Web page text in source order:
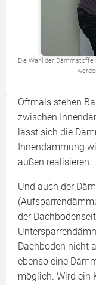
Die Wahl der
Oftmals stehen
zwischen
lässt sich die
Innendämmung
außen realisieren.
Und auch der
der
Dachboden nicht
ebenso eine
möglich. Wird ein